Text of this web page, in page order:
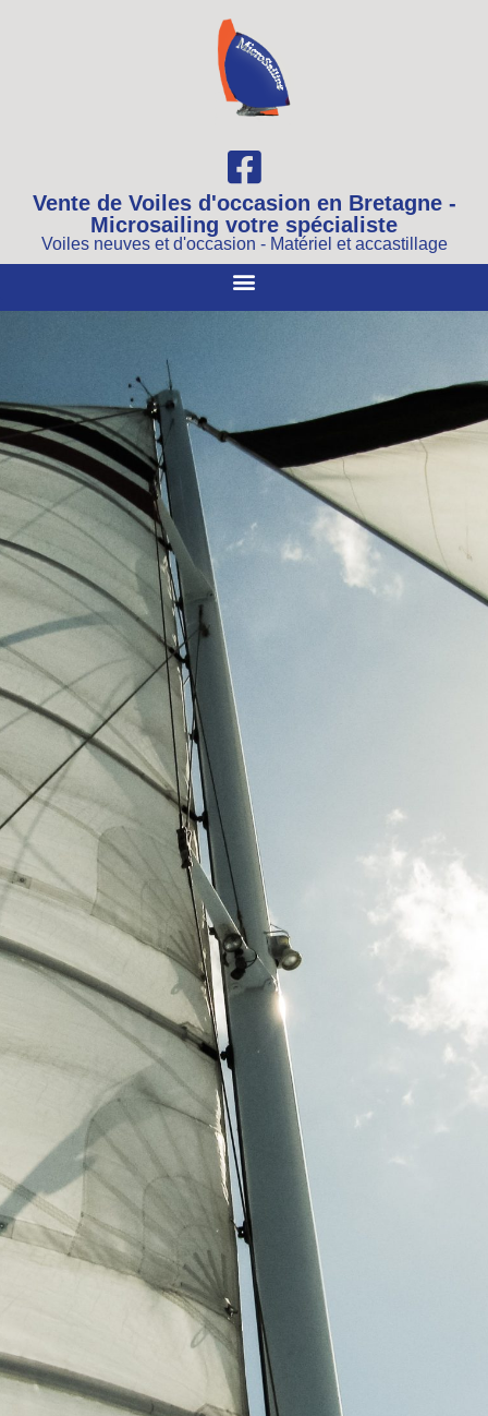
Vente de Voiles d'occasion en Bretagne -
Microsailing votre spécialiste
Voiles neuves et d'occasion - Matériel et accastillage